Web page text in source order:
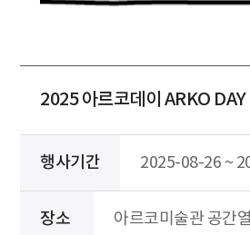
2025 아르코데이 ARKO DAY
행사기간 2025-08-26 ~
장소
아르코미술관 공간